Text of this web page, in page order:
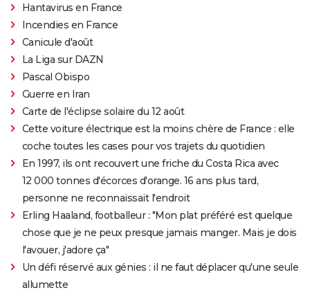
Hantavirus en France
Incendies en France
Canicule d'août
La Liga sur DAZN
Pascal Obispo
Guerre en Iran
Carte de l'éclipse solaire du 12 août
Cette voiture électrique est la moins chère de France : elle
coche toutes les cases pour vos trajets du quotidien
En 1997, ils ont recouvert une friche du Costa Rica avec
12 000 tonnes d'écorces d'orange. 16 ans plus tard,
personne ne reconnaissait l'endroit
Erling Haaland, footballeur : "Mon plat préféré est quelque
chose que je ne peux presque jamais manger. Mais je dois
l'avouer, j'adore ça"
Un défi réservé aux génies : il ne faut déplacer qu'une seule
allumette